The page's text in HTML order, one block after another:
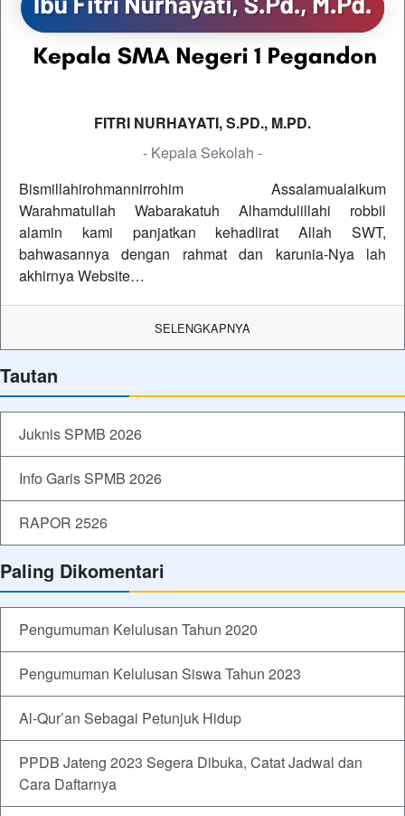
FITRI NURHAYATI, S.PD., M.PD.
- Kepala Sekolah -
Bismillahirohmannirrohim Assalamualaikum
Warahmatullah Wabarakatuh Alhamdulillahi robbil
alamin kami panjatkan kehadlirat Allah SWT,
bahwasannya dengan rahmat dan karunia-Nya lah
akhirnya Website…
SELENGKAPNYA
Tautan
Juknis SPMB 2026
Info Garis SPMB 2026
RAPOR 2526
Paling Dikomentari
Pengumuman Kelulusan Tahun 2020
Pengumuman Kelulusan Siswa Tahun 2023
Al-Qur’an Sebagai Petunjuk Hidup
PPDB Jateng 2023 Segera Dibuka, Catat Jadwal dan
Cara Daftarnya